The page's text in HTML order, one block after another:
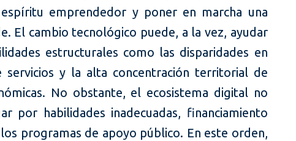
emprendedor y poner en marcha una
El cambio tecnológico puede, a la vez, ayudar
estructurales como las disparidades en
servicios y la alta concentración territorial de
No obstante, el ecosistema digital no
por habilidades inadecuadas, financiamiento
programas de apoyo público. En este orden,